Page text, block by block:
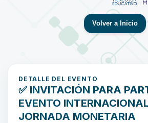
Volver a Inicio
DETALLE DEL EVENTO
✅ INVITACIÓN PARA
EVENTO
JORNADA MONETARIA